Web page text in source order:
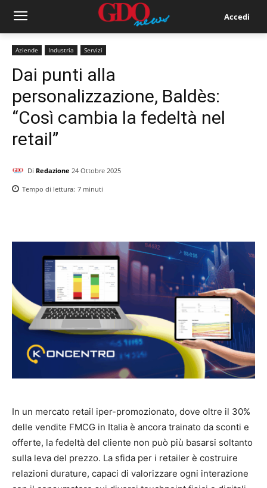
Accedi
Aziende Industria Servizi
Dai punti alla
personalizzazione, Baldès:
“Così cambia la fedeltà nel
retail”
Di Redazione 24 Ottobre 2025
Tempo di lettura: 7 minuti
In un mercato retail iper-promozionato, dove oltre il 30%
delle vendite FMCG in Italia è ancora trainato da sconti e
offerte, la fedeltà del cliente non può più basarsi soltanto
sulla leva del prezzo. La sfida per i retailer è costruire
relazioni durature, capaci di valorizzare ogni interazione